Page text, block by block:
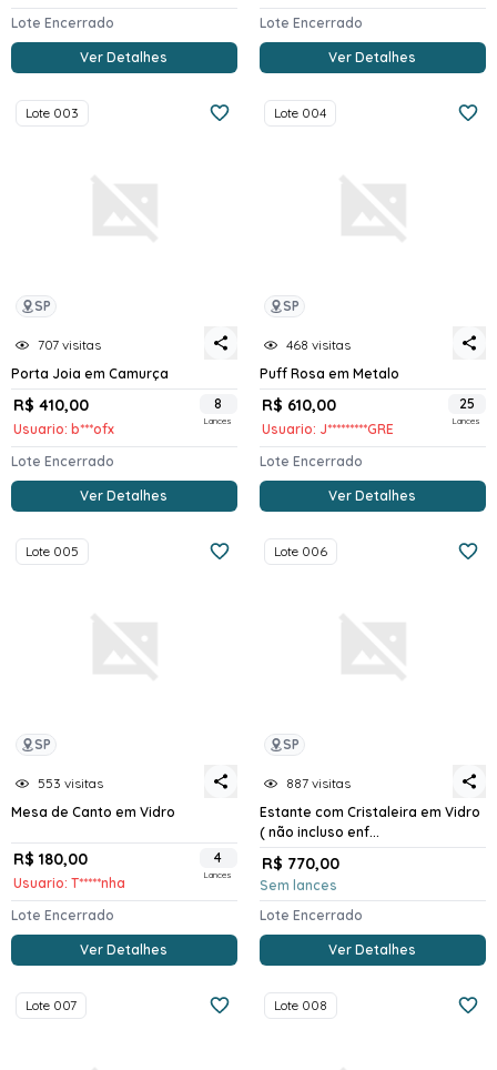
Lote Encerrado
Ver Detalhes
Lote Encerrado
Ver Detalhes
SP
Lote 003
707 visitas
Porta Joia em Camurça
R$ 410,00
Usuario: b***ofx
8
Lances
Lote Encerrado
Ver Detalhes
SP
Lote 004
468 visitas
Puff Rosa em Metalo
R$ 610,00
Usuario: J*********GRE
25
Lances
Lote Encerrado
Ver Detalhes
SP
Lote 005
553 visitas
Mesa de Canto em Vidro
R$ 180,00
Usuario: T*****nha
4
Lances
Lote Encerrado
Ver Detalhes
SP
Lote 006
887 visitas
Estante com Cristaleira em Vidro
( não incluso enf...
R$ 770,00
Sem lances
Lote Encerrado
Ver Detalhes
Lote 007 Lote 008